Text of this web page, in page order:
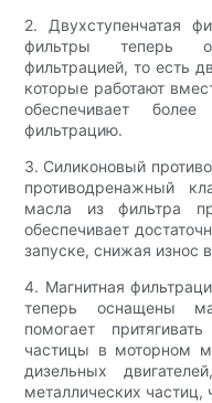
2. Двухступенчатая
фильтры теперь
фильтрацией, то есть
которые работают
обеспечивает
фильтрацию.
3. Силиконовый
противодренажный
масла из фильтра
обеспечивает
запуске, снижая износ
4. Магнитная
теперь оснащены
помогает
частицы в моторном
дизельных
металлических частиц,